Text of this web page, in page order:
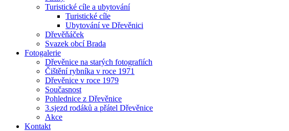
Turistické cíle a ubytování
Turistické cíle
Ubytování ve Dřevěnici
Dřevěňáček
Svazek obcí Brada
Fotogalerie
Dřevěnice na starých fotografiích
Čištění rybníka v roce 1971
Dřevěnice v roce 1979
Současnost
Pohlednice z Dřevěnice
3.sjezd rodáků a přátel Dřevěnice
Akce
Kontakt